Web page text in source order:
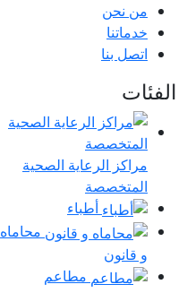
من نحن
خدماتنا
اتصل بنا
الفئات
مراكز الرعاية الصحية
المتخصصة
أطباء
محاماه
و قانون
مطاعم